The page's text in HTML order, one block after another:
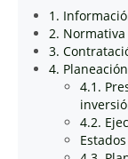
1.
2. Normativa
3.
4.
4.1.
4.2.